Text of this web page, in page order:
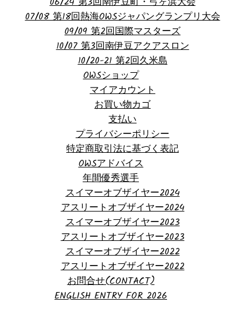
07/08 第18回熱海OWSジャパングランプリ大会
09/09 第2回国際マスターズ
10/07 第3回南伊豆アクアスロン
10/20-21 第2回久米島
OWSショップ
マイアカウント
お買い物カゴ
支払い
プライバシーポリシー
特定商取引法に基づく表記
OWSアドバイス
年間優秀選手
スイマーオブザイヤー2024
アスリートオブザイヤー2024
スイマーオブザイヤー2023
アスリートオブザイヤー2023
スイマーオブザイヤー2022
アスリートオブザイヤー2022
お問合せ(CONTACT)
ENGLISH ENTRY FOR 2026